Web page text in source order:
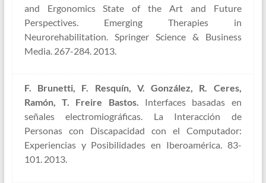
and Ergonomics State of the Art and Future
Perspectives. Emerging Therapies in
Neurorehabilitation. Springer Science & Business
Media. 267-284. 2013.
F. Brunetti, F. Resquín, V. González, R. Ceres,
Ramón, T. Freire Bastos. Interfaces basadas en
señales electromiográficas. La Interacción de
Personas con Discapacidad con el Computador:
Experiencias y Posibilidades en Iberoamérica. 83-
101. 2013.